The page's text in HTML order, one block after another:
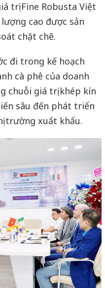
trị Fine Robusta Việt
cao được sản
chặt chẽ.
đi trong kế hoạch
cà phê của doanh
chuỗi giá trị khép kín
sâu đến phát triển
trường xuất khẩu.